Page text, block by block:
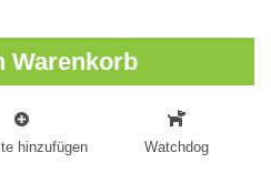
Warenkorb
hinzufügen Watchdog